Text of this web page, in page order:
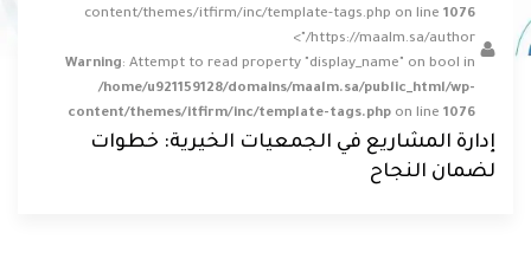
content/themes/itfirm/inc/template-tags.php on line 1076
https://maalm.sa/author/">
Warning: Attempt to read property "display_name" on bool in
/home/u921159128/domains/maalm.sa/public_html/wp-
content/themes/itfirm/inc/template-tags.php on line 1076
إدارة المشاريع في الجمعيات الخيرية: خطوات
لضمان النجاح